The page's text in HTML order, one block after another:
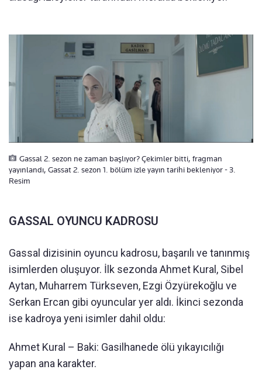
Gassal 2. sezon ne zaman başlıyor? Çekimler bitti, fragman
yayınlandı, Gassat 2. sezon 1. bölüm izle yayın tarihi bekleniyor - 3.
Resim
GASSAL OYUNCU KADROSU
Gassal dizisinin oyuncu kadrosu, başarılı ve tanınmış
isimlerden oluşuyor. İlk sezonda Ahmet Kural, Sibel
Aytan, Muharrem Türkseven, Ezgi Özyürekoğlu ve
Serkan Ercan gibi oyuncular yer aldı. İkinci sezonda
ise kadroya yeni isimler dahil oldu:
Ahmet Kural – Baki: Gasilhanede ölü yıkayıcılığı
yapan ana karakter.